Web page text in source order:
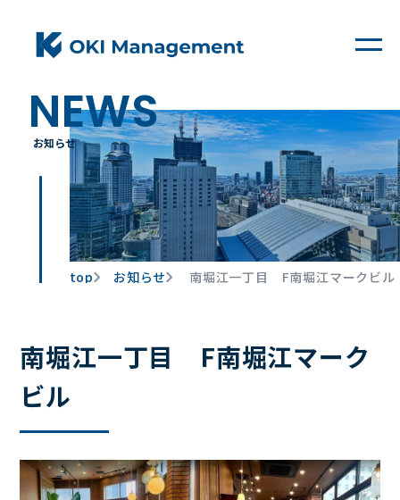
Property
Service
Company
News
NEWS
お知らせ
top お知らせ 南堀江一丁目 F南堀江マークビル
南堀江一丁目 F南堀江マーク
ビル